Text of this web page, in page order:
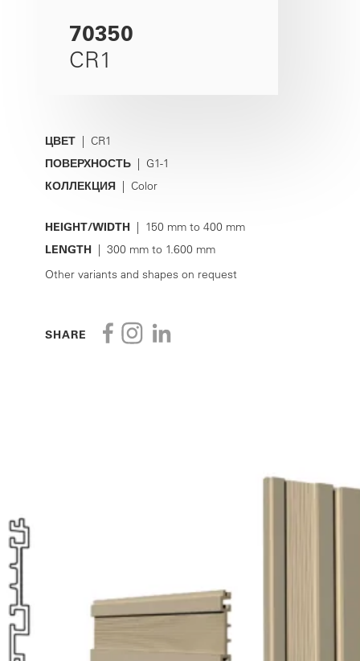
70350
CR1
ЦВЕТ | CR1
ПОВЕРХНОСТЬ | G1-1
КОЛЛЕКЦИЯ | Color
HEIGHT/WIDTH | 150 mm to 400 mm
LENGTH | 300 mm to 1.600 mm
Other variants and shapes on request
SHARE